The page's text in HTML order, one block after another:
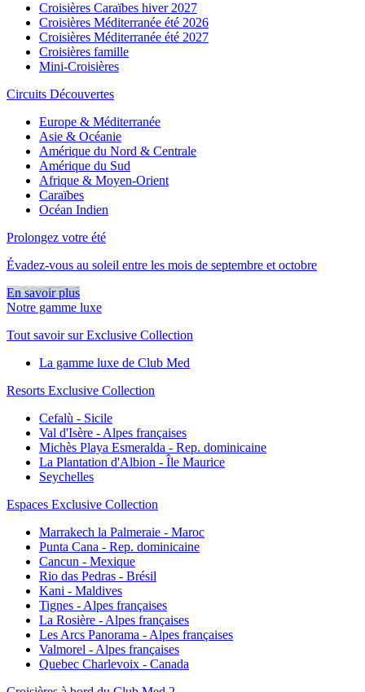
Croisières Caraïbes hiver 2027
Croisières Méditerranée été 2026
Croisières Méditerranée été 2027
Croisières famille
Mini-Croisières
Circuits Découvertes
Europe & Méditerranée
Asie & Océanie
Amérique du Nord & Centrale
Amérique du Sud
Afrique & Moyen-Orient
Caraïbes
Océan Indien
Prolongez votre été
Évadez-vous au soleil entre les mois de septembre et octobre
En savoir plus
Notre gamme luxe
Tout savoir sur Exclusive Collection
La gamme luxe de Club Med
Resorts Exclusive Collection
Cefalù - Sicile
Val d'Isère - Alpes françaises
Michès Playa Esmeralda - Rep. dominicaine
La Plantation d'Albion - Île Maurice
Seychelles
Espaces Exclusive Collection
Marrakech la Palmeraie - Maroc
Punta Cana - Rep. dominicaine
Cancun - Mexique
Rio das Pedras - Brésil
Kani - Maldives
Tignes - Alpes françaises
La Rosière - Alpes françaises
Les Arcs Panorama - Alpes françaises
Valmorel - Alpes françaises
Quebec Charlevoix - Canada